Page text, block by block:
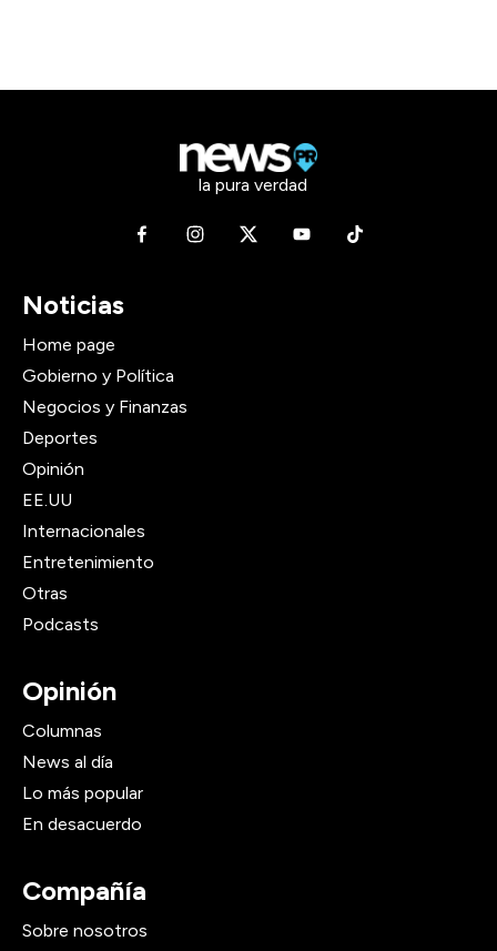
la pura verdad
Noticias
Home page
Gobierno y Política
Negocios y Finanzas
Deportes
Opinión
EE.UU
Internacionales
Entretenimiento
Otras
Podcasts
Opinión
Columnas
News al día
Lo más popular
En desacuerdo
Compañía
Sobre nosotros